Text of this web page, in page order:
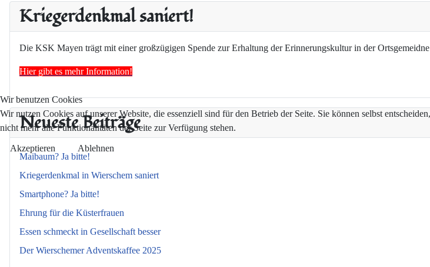
Kriegerdenkmal saniert!
Die KSK Mayen trägt mit einer großzügigen Spende zur Erhaltung der Erinnerungskultur in der
Hier gibt es mehr Information!
Neueste Beiträge
Maibaum? Ja bitte!
Kriegerdenkmal in Wierschem saniert
Smartphone? Ja bitte!
Ehrung für die Küsterfrauen
Essen schmeckt in Gesellschaft besser
Der Wierschemer Adventskaffee 2025
Wir benutzen Cookies
Wir nutzen Cookies auf unserer Website, die essenziell sind für den Betrieb der Seite. Sie können selbst
nicht mehr alle Funktionalitäten der Seite zur Verfügung stehen.
Akzeptieren Ablehnen